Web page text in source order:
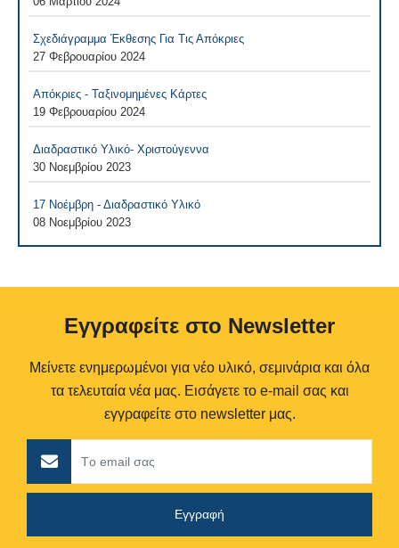
Σχεδιάγραμμα Έκθεσης Για Τις Απόκριες
27 Φεβρουαρίου 2024
Απόκριες - Ταξινομημένες Κάρτες
19 Φεβρουαρίου 2024
Διαδραστικό Υλικό- Χριστούγεννα
30 Νοεμβρίου 2023
17 Νοέμβρη - Διαδραστικό Υλικό
08 Νοεμβρίου 2023
Eγγραφείτε στο Newsletter
Μείνετε ενημερωμένοι για νέο υλικό, σεμινάρια και όλα
τα τελευταία νέα μας. Εισάγετε το e-mail σας και
εγγραφείτε στο newsletter μας.